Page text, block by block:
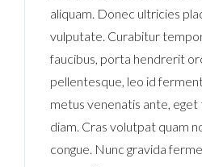
aliquam. Donec ultricies
vulputate. Curabitur
faucibus, porta hendrerit
pellentesque, leo id
metus venenatis ante,
diam. Cras volutpat quam
congue. Nunc gravida